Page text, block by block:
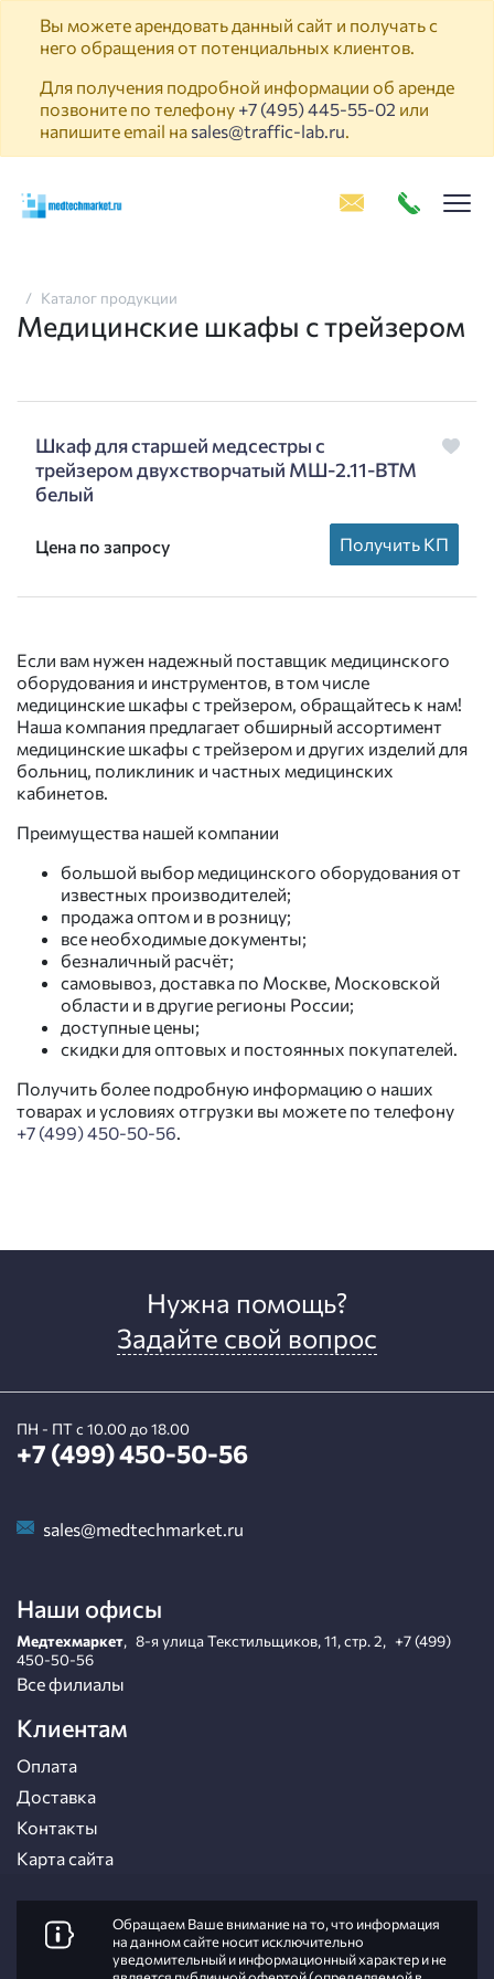
Вы можете арендовать данный сайт и получать с
него обращения от потенциальных клиентов.
Для получения подробной информации об аренде
позвоните по телефону +7 (495) 445-55-02 или
напишите email на sales@traffic-lab.ru.
Каталог продукции
Медицинские шкафы с трейзером
Шкаф для старшей медсестры с
трейзером двухстворчатый МШ-2.11-ВТМ
белый
Цена по запросу Получить КП
Если вам нужен надежный поставщик медицинского
оборудования и инструментов, в том числе
медицинские шкафы с трейзером, обращайтесь к нам!
Наша компания предлагает обширный ассортимент
медицинские шкафы с трейзером и других изделий для
больниц, поликлиник и частных медицинских
кабинетов.
Преимущества нашей компании
большой выбор медицинского оборудования от
известных производителей;
продажа оптом и в розницу;
все необходимые документы;
безналичный расчёт;
самовывоз, доставка по Москве, Московской
области и в другие регионы России;
доступные цены;
скидки для оптовых и постоянных покупателей.
Получить более подробную информацию о наших
товарах и условиях отгрузки вы можете по телефону
+7 (499) 450-50-56.
Нужна помощь?
Задайте свой вопрос
ПН - ПТ с 10.00 до 18.00
+7 (499) 450-50-56
sales@medtechmarket.ru
Наши офисы
Медтехмаркет, 8-я улица Текстильщиков, 11, стр. 2, +7 (499)
450-50-56
Все филиалы
Клиентам
Оплата
Доставка
Контакты
Карта сайта
Обращаем Ваше внимание на то, что информация
на данном сайте носит исключительно
уведомительный и информационный характер и не